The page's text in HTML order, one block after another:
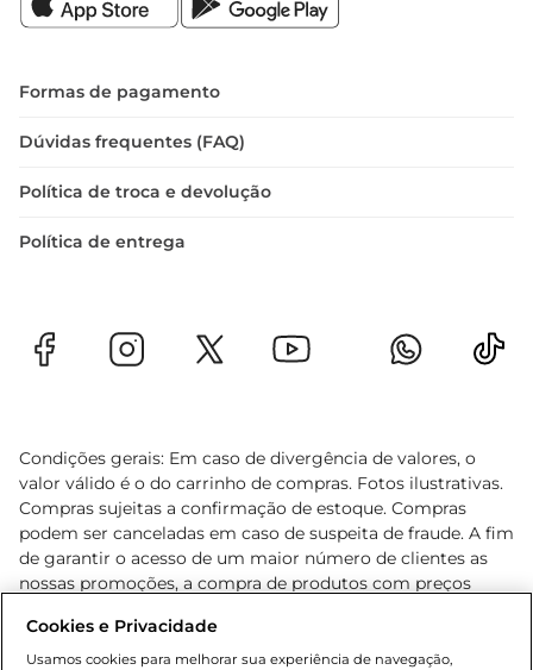
Formas de pagamento
Dúvidas frequentes (FAQ)
Política de troca e devolução
Política de entrega
Condições gerais: Em caso de divergência de valores, o
valor válido é o do carrinho de compras. Fotos ilustrativas.
Compras sujeitas a confirmação de estoque. Compras
podem ser canceladas em caso de suspeita de fraude. A fim
de garantir o acesso de um maior número de clientes as
nossas promoções, a compra de produtos com preços
cliente. Os preços, ofertas e condições são exclusivos para
o e-commerce e válidos durante o dia de hoje, podendo
Cookies e Privacidade
Usamos cookies para melhorar sua experiência de navegação,